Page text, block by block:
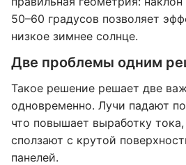
50–60 градусов позволяет
низкое зимнее солнце.
Две проблемы одним
Такое решение решает две
одновременно. Лучи падают
что повышает выработку тока,
сползают с крутой
панелей.